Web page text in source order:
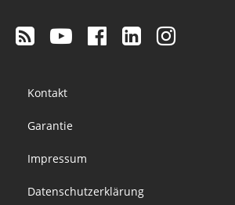
menu
Kontakt
Garantie
Impressum
Datenschutzerklärung